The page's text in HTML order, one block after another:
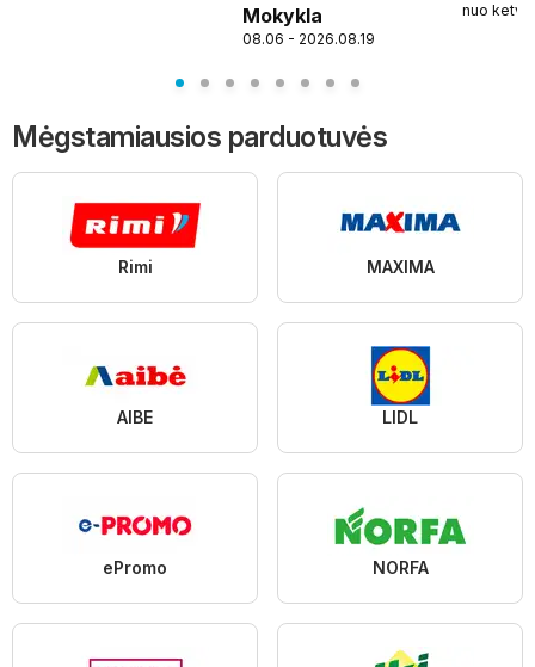
Mokykla
08.06 - 2026.08.19
nuo
Mėgstamiausios parduotuvės
Rimi MAXIMA
AIBE LIDL
ePromo NORFA